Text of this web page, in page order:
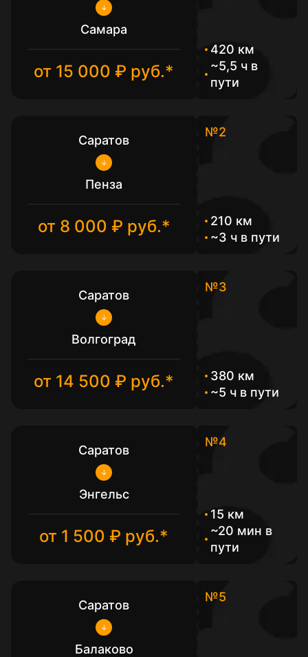
Самара
от 15 000 ₽ руб.*
420 км
~5,5 ч в
пути
Саратов
Пенза
от 8 000 ₽ руб.*
№2
210 км
~3 ч в пути
Саратов
Волгоград
от 14 500 ₽ руб.*
№3
380 км
~5 ч в пути
Саратов
Энгельс
от 1 500 ₽ руб.*
№4
15 км
~20 мин в
пути
Саратов
Балаково
№5